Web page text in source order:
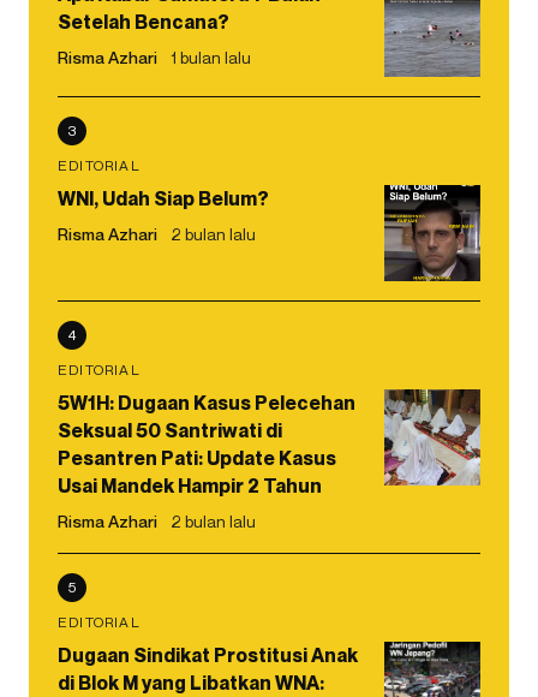
Setelah Bencana?
Risma Azhari 1 bulan lalu
3
EDITORIAL
WNI, Udah Siap Belum?
Risma Azhari 2 bulan lalu
4
EDITORIAL
5W1H: Dugaan Kasus Pelecehan
Seksual 50 Santriwati di
Pesantren Pati: Update Kasus
Usai Mandek Hampir 2 Tahun
Risma Azhari 2 bulan lalu
5
EDITORIAL
Dugaan Sindikat Prostitusi Anak
di Blok M yang Libatkan WNA: